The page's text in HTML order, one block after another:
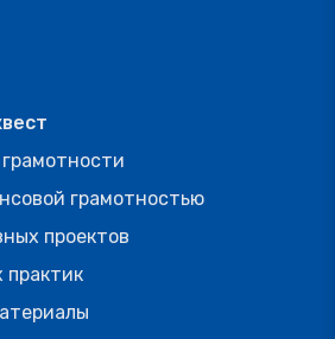
грамотностью
проектов
практик